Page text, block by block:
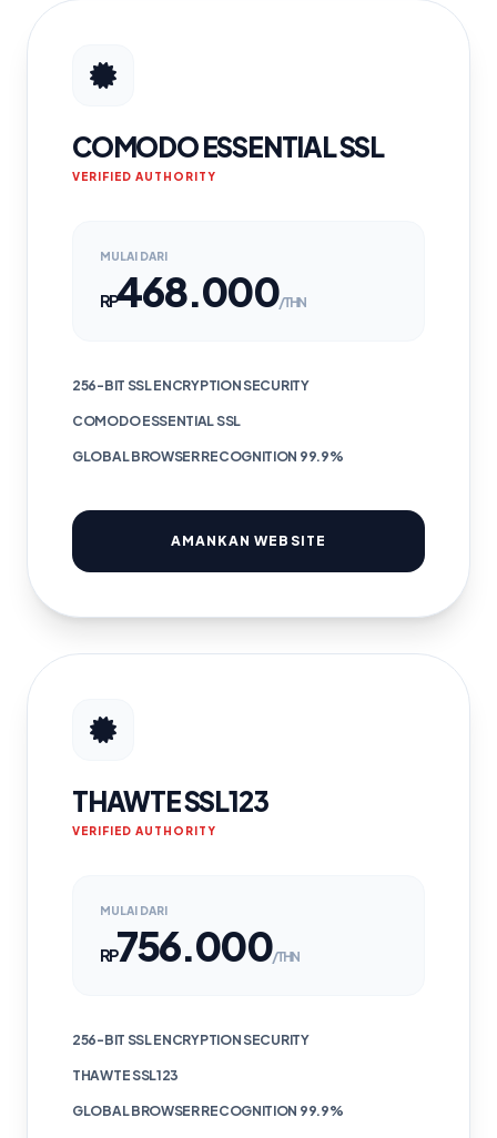
COMODO ESSENTIAL SSL
VERIFIED AUTHORITY
MULAI DARI
RP468.000/THN
256-BIT SSL ENCRYPTION SECURITY
COMODO ESSENTIAL SSL
GLOBAL BROWSER RECOGNITION 99.9%
AMANKAN WEBSITE
THAWTE SSL123
VERIFIED AUTHORITY
MULAI DARI
RP756.000/THN
256-BIT SSL ENCRYPTION SECURITY
THAWTE SSL123
GLOBAL BROWSER RECOGNITION 99.9%